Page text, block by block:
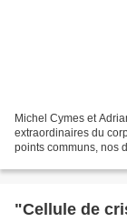
Michel Cymes et
extraordinaires du
points communs, nos
"Cellule de